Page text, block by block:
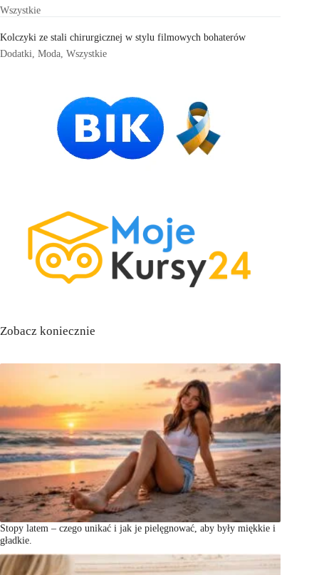
Wszystkie
Kolczyki ze stali chirurgicznej w stylu filmowych bohaterów
Dodatki Moda Wszystkie
Zobacz koniecznie
Stopy latem – czego unikać i jak je pielęgnować, aby były miękkie i
gładkie.